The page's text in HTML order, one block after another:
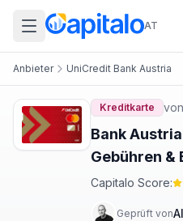
AT
Anbieter UniCredit Bank Austria
Kreditkarte von
Bank
Gebühren &
Capitalo Score:
Geprüft von